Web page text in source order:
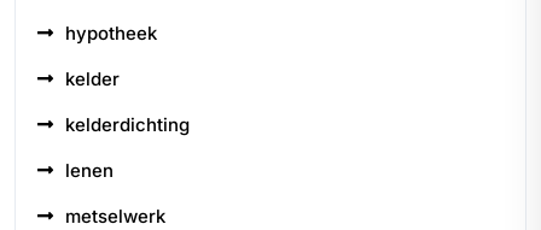
hypotheek
kelder
kelderdichting
lenen
metselwerk